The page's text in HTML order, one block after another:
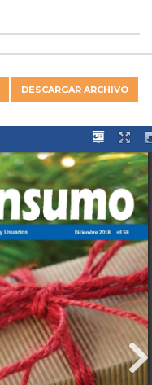
DESCARGAR ARCHIVO